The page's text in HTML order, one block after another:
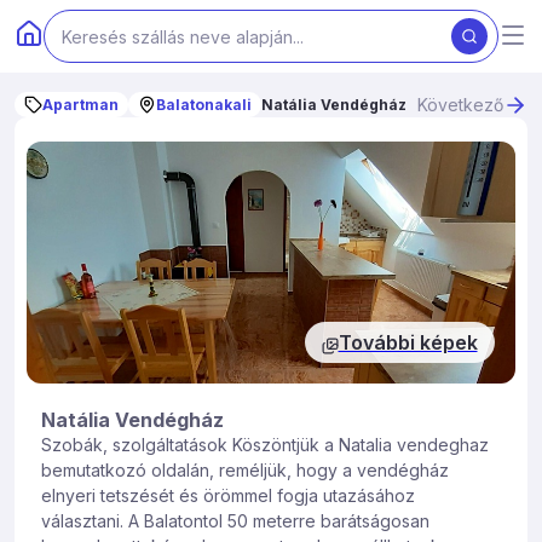
Apartman Balatonakali Natália Vendégház Következő
További képek
Natália Vendégház
Szobák, szolgáltatások Köszöntjük a Natalia vendeghaz
bemutatkozó oldalán, reméljük, hogy a vendégház
elnyeri tetszését és örömmel fogja utazásához
választani. A Balatontol 50 meterre barátságosan